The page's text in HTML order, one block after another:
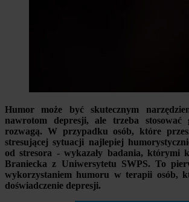
Humor może być skutecznym
nawrotom depresji, ale trzeba
rozwagą. W przypadku osób, które
stresującej sytuacji najlepiej
od stresora - wykazały badania, którymi
Braniecka z Uniwersytetu SWPS. To
wykorzystaniem humoru w terapii osób,
doświadczenie depresji.